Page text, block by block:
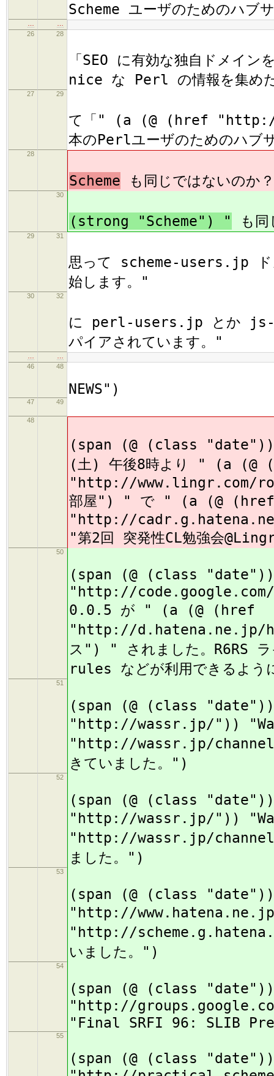
Scheme ユーザのためのハブ
…
…
26
28
「SEO に有効な独自ドメイ
nice な Perl の情報を集めた
27 29
て「" (a (@ (href
本のPerlユーザのためのハ
28
Scheme も同じではないのか
30
(strong "Scheme") "
も同
29 31
思って scheme-users.jp ド
始します。"
30 32
に perl-users.jp とか js-
パイアされています。"
…
…
46
48
NEWS")
47 49
48
(span (@ (class
(土) 午後8時より " (a (@
"http://www.lingr.com/
部屋") " で " (a (@ (href
"http://
"第2回 突発性CL勉強会
50
(span (@ (class
"http://
0.0.5 が " (a (@ (href
"http://d.hatena.ne.jp/
ス") " されました。R6RS
rules などが利用できるよう
51
(span (@ (class
"http://wassr.jp/"))
"http://wassr.jp/channel/
きていました。")
52
(span (@ (class
"http://wassr.jp/"))
"http://wassr.jp/
ました。")
53
(span (@ (class
"http://
"http://
いました。")
54
(span (@ (class
"http://
"Final SRFI 96: SLIB
55
(span (@ (class